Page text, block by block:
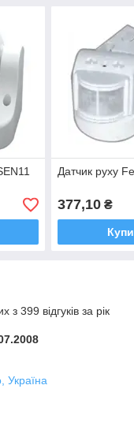
Датчик руху
377,10₴
з 399 відгуків за рік
Україна